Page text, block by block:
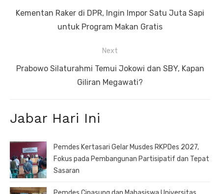
pos
Previous
Kementan Raker di DPR, Ingin Impor Satu Juta Sapi
untuk Program Makan Gratis
Next
Next
Prabowo Silaturahmi Temui Jokowi dan SBY, Kapan
Giliran Megawati?
Jabar Hari Ini
Pemdes Kertasari Gelar Musdes RKPDes 2027,
Fokus pada Pembangunan Partisipatif dan Tepat
Sasaran